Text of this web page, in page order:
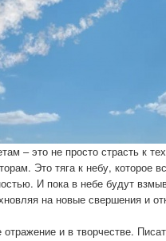
– это не просто страсть к
Это тяга к небу, которое
И пока в небе будут
на новые свершения и
и в творчестве.